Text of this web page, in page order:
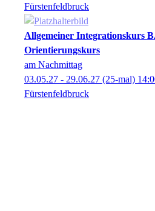
Fürstenfeldbruck
Allgemeiner Integrationskurs
Orientierungskurs
am Nachmittag
03.05.27 - 29.06.27 (25-mal)
Fürstenfeldbruck